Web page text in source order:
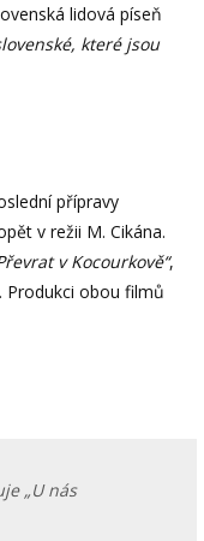
lidová píseň
které jsou
přípravy
v režii M. Cikána.
v Kocourkově“,
Produkci obou filmů
„U nás